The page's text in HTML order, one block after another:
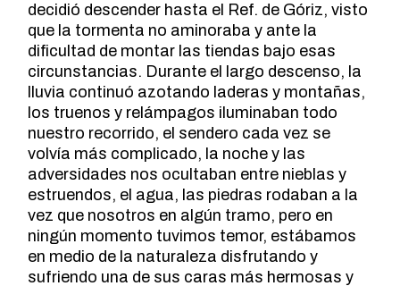
decidió descender hasta el Ref. de Góriz, visto
que la tormenta no aminoraba y ante la
dificultad de montar las tiendas bajo esas
circunstancias. Durante el largo descenso, la
lluvia continuó azotando laderas y montañas,
los truenos y relámpagos iluminaban todo
nuestro recorrido, el sendero cada vez se
volvía más complicado, la noche y las
adversidades nos ocultaban entre nieblas y
estruendos, el agua, las piedras rodaban a la
vez que nosotros en algún tramo, pero en
ningún momento tuvimos temor, estábamos
en medio de la naturaleza disfrutando y
sufriendo una de sus caras más hermosas y